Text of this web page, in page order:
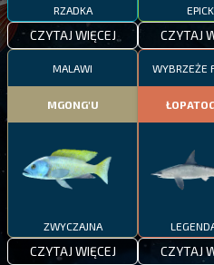
RZADKA
CZYTAJ WIĘCEJ CZYTAJ
MALAWI
MGONG'U
ZWYCZAJNA
CZYTAJ WIĘCEJ
WYBRZEŻE
CZYTAJ